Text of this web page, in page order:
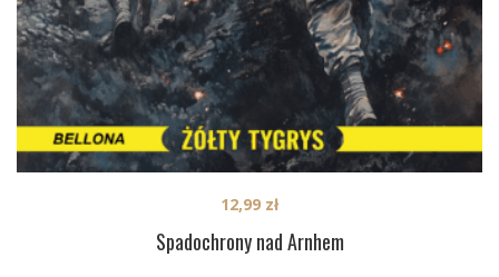
Spadochrony nad Arnhem
12,99 zł